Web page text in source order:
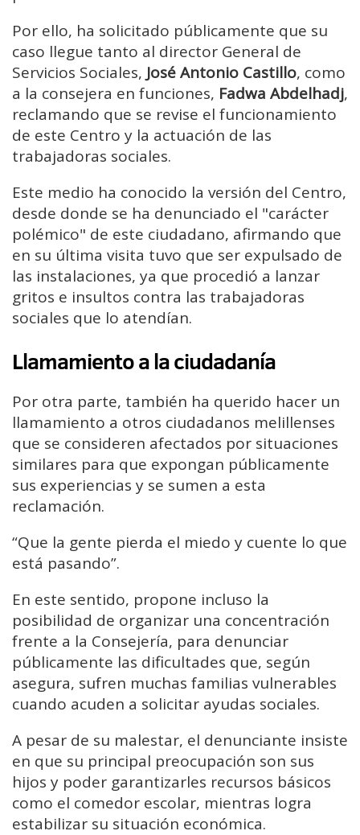
Por ello, ha solicitado públicamente que su
caso llegue tanto al director General de
Servicios Sociales, José Antonio Castillo, como
a la consejera en funciones, Fadwa Abdelhadj,
reclamando que se revise el funcionamiento
de este Centro y la actuación de las
trabajadoras sociales.
Este medio ha conocido la versión del Centro,
desde donde se ha denunciado el "carácter
polémico" de este ciudadano, afirmando que
en su última visita tuvo que ser expulsado de
las instalaciones, ya que procedió a lanzar
gritos e insultos contra las trabajadoras
sociales que lo atendían.
Llamamiento a la ciudadanía
Por otra parte, también ha querido hacer un
llamamiento a otros ciudadanos melillenses
que se consideren afectados por situaciones
similares para que expongan públicamente
sus experiencias y se sumen a esta
reclamación.
“Que la gente pierda el miedo y cuente lo que
está pasando”.
En este sentido, propone incluso la
posibilidad de organizar una concentración
frente a la Consejería, para denunciar
públicamente las dificultades que, según
asegura, sufren muchas familias vulnerables
cuando acuden a solicitar ayudas sociales.
A pesar de su malestar, el denunciante insiste
en que su principal preocupación son sus
hijos y poder garantizarles recursos básicos
como el comedor escolar, mientras logra
estabilizar su situación económica.